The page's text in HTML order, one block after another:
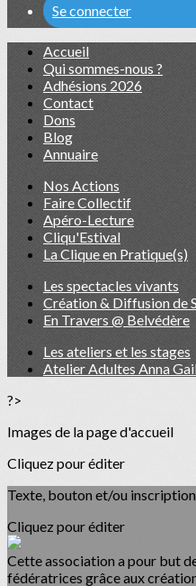
Se connecter
Accueil
Qui sommes-nous ?
Adhésions 2026
Contact
Dons
Blog
Annuaire
Nos Actions
Faire Collectif
Apéro-Lecture
Cliqu'Estival
La Clique en Pratique(s)
Les spectacles vivants
Création & Diffusion de
En Travers @ Belvédère
Les ateliers et les stages
Atelier Adultes Anna
?>
Images de la page d'accueil
Cliquez pour éditer
Texte, bouton et/ou
Cliquez pour éditer
Cette association a pour but
fédératrices grâce aux